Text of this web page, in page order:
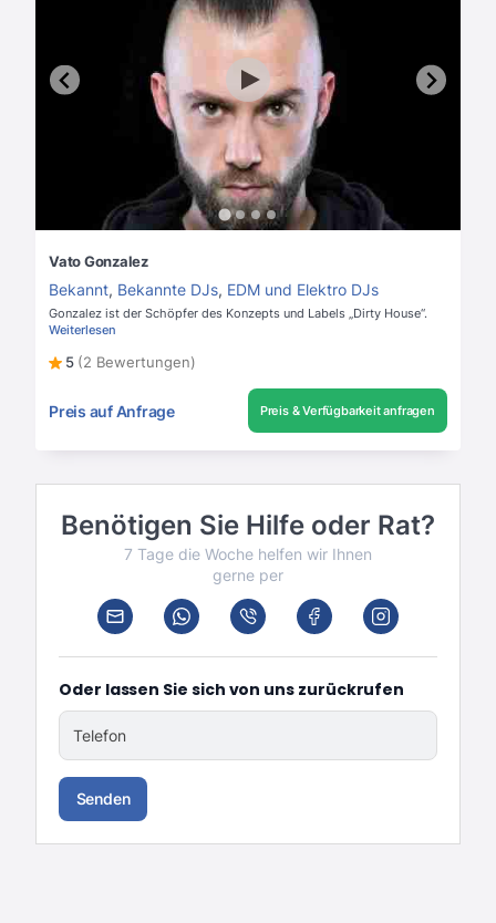
Vato Gonzalez
Bekannt, Bekannte DJs, EDM und Elektro DJs
Gonzalez ist der Schöpfer des Konzepts und Labels „Dirty House“.
Weiterlesen
5 (2 Bewertungen)
Preis auf Anfrage Preis & Verfügbarkeit anfragen
Benötigen Sie Hilfe oder Rat?
7 Tage die Woche helfen wir Ihnen
gerne per
Oder lassen Sie sich von uns zurückrufen
Telefon
Senden